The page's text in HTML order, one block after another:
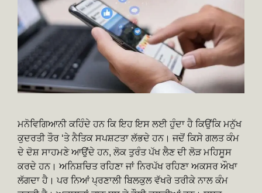
ਮਨੋਵਿਗਿਆਨੀ ਕਹਿੰਦੇ ਹਨ ਕਿ ਇਹ ਇਸ ਲਈ ਹੁੰਦਾ ਹੈ ਕਿਉਂਕਿ ਮਨੁੱਖ
ਕੁਦਰਤੀ ਤੌਰ ‘ਤੇ ਨੈਤਿਕ ਸਪਸ਼ਟਤਾ ਲੱਭਦੇ ਹਨ। ਜਦੋਂ ਕਿਸੇ ਗਲਤ ਕੰਮ
ਦੇ ਦੋਸ਼ ਸਾਹਮਣੇ ਆਉਂਦੇ ਹਨ, ਲੋਕ ਤੁਰੰਤ ਪੱਖ ਲੈਣ ਦੀ ਲੋੜ ਮਹਿਸੂਸ
ਕਰਦੇ ਹਨ। ਅਨਿਸ਼ਚਿਤ ਰਹਿਣਾ ਜਾਂ ਨਿਰਪੱਖ ਰਹਿਣਾ ਅਕਸਰ ਔਖਾ
ਲੱਗਦਾ ਹੈ। ਪਰ ਨਿਆਂ ਪ੍ਰਣਾਲੀ ਬਿਲਕੁਲ ਵੱਖਰੇ ਤਰੀਕੇ ਨਾਲ ਕੰਮ